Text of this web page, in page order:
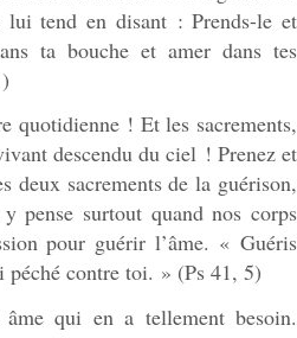
tend en disant : Prends-le et
ta bouche et amer dans tes
quotidienne ! Et les sacrements,
descendu du ciel ! Prenez et
deux sacrements de la guérison,
pense surtout quand nos corps
pour guérir l’âme. « Guéris
péché contre toi. » (Ps 41, 5)
qui en a tellement besoin.